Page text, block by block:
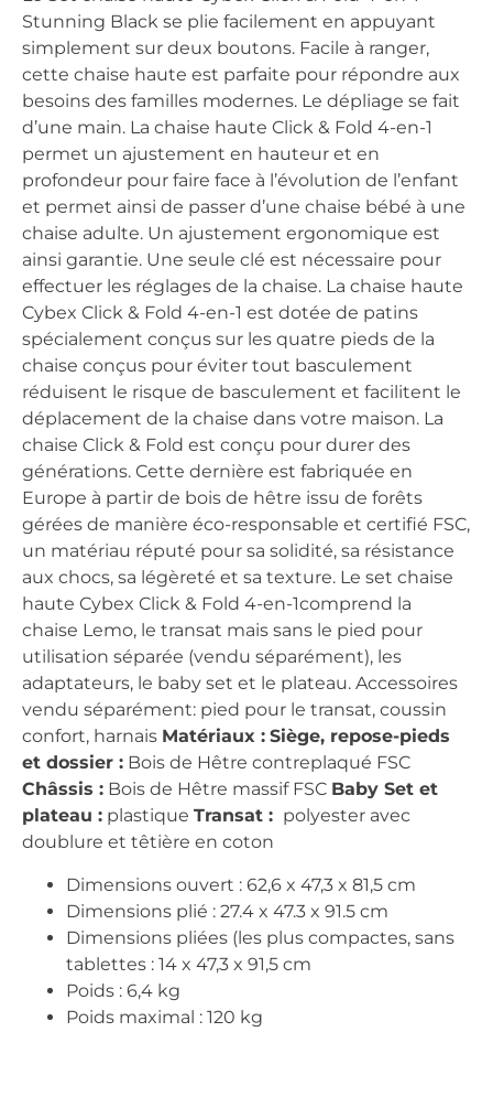
Stunning Black se plie facilement en appuyant
simplement sur deux boutons. Facile à ranger,
cette chaise haute est parfaite pour répondre aux
besoins des familles modernes. Le dépliage se fait
d’une main. La chaise haute Click & Fold 4-en-1
permet un ajustement en hauteur et en
profondeur pour faire face à l’évolution de l’enfant
et permet ainsi de passer d’une chaise bébé à une
chaise adulte. Un ajustement ergonomique est
ainsi garantie. Une seule clé est nécessaire pour
effectuer les réglages de la chaise. La chaise haute
Cybex Click & Fold 4-en-1 est dotée de patins
spécialement conçus sur les quatre pieds de la
chaise conçus pour éviter tout basculement
réduisent le risque de basculement et facilitent le
déplacement de la chaise dans votre maison. La
chaise Click & Fold est conçu pour durer des
générations. Cette dernière est fabriquée en
Europe à partir de bois de hêtre issu de forêts
gérées de manière éco-responsable et certifié FSC,
un matériau réputé pour sa solidité, sa résistance
aux chocs, sa légèreté et sa texture. Le set chaise
haute Cybex Click & Fold 4-en-1comprend la
chaise Lemo, le transat mais sans le pied pour
utilisation séparée (vendu séparément), les
adaptateurs, le baby set et le plateau. Accessoires
vendu séparément: pied pour le transat, coussin
confort, harnais Matériaux : Siège, repose-pieds
et dossier : Bois de Hêtre contreplaqué FSC
Châssis : Bois de Hêtre massif FSC Baby Set et
plateau : plastique Transat : polyester avec
doublure et têtière en coton
Dimensions ouvert : 62,6 x 47,3 x 81,5 cm
Dimensions plié : 27.4 x 47.3 x 91.5 cm
Dimensions pliées (les plus compactes, sans
tablettes : 14 x 47,3 x 91,5 cm
Poids : 6,4 kg
Poids maximal : 120 kg